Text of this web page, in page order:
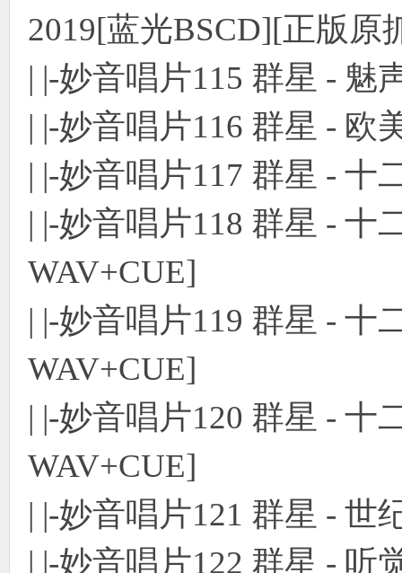
2019[蓝光BSCD][正版原
| |-妙音唱片115 群星 - 魅
| |-妙音唱片116 群星 - 欧
| |-妙音唱片117 群星 - 十
| |-妙音唱片118 群星 - 十
WAV+CUE]
| |-妙音唱片119 群星 - 十
WAV+CUE]
| |-妙音唱片120 群星 -
WAV+CUE]
| |-妙音唱片121 群星 - 世
| |-妙音唱片122 群星 - 听